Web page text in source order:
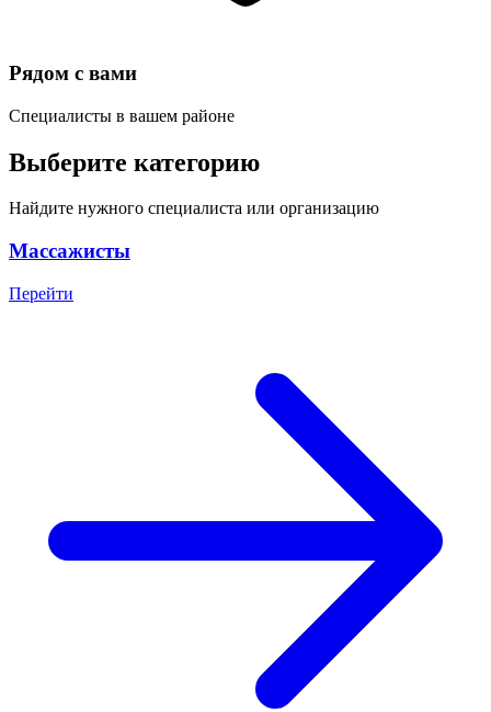
Рядом с вами
Специалисты в вашем районе
Выберите категорию
Найдите нужного специалиста или организацию
Массажисты
Перейти